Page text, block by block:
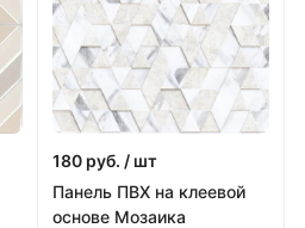
180 руб. / шт
Панель ПВХ на клеевой
основе Мозаика